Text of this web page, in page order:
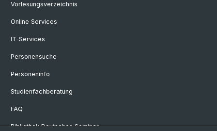
Vorlesungsverzeichnis
Online Services
IT-Services
Personensuche
Personeninfo
Studienfachberatung
FAQ
Bibliothek Deutsches Seminar